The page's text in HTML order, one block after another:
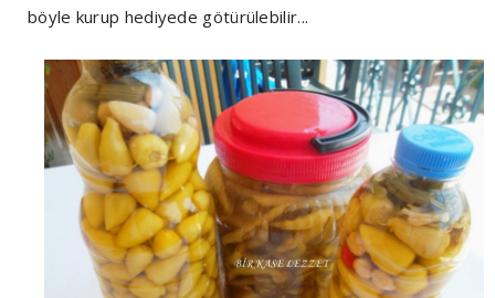
böyle kurup hediyede götürülebilir...